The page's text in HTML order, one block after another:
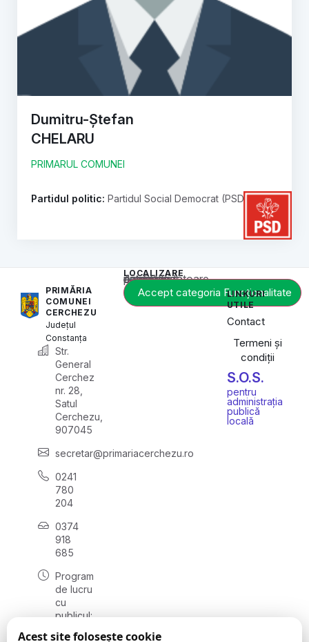
Dumitru-Ștefan
CHELARU
PRIMARUL COMUNEI
Partidul politic: Partidul Social Democrat (PSD)
PRIMĂRIA
COMUNEI
CERCHEZU
Județul
Constanța
Str.
General
Cerchez
nr. 28,
Satul
Cerchezu,
907045
secretar@primariacerchezu.ro
0241
780
204
0374
918
685
Program
de lucru
cu
publicul:
LOCALIZARE
Acest conținut este blocat până când acceptați categoria corespunzătoare de cookie-uri.
Accept categoria Funcționalitate
LINKURI
UTILE
Contact
Termeni și
condiții
S.O.S.
pentru
administrația
publică
locală
Acest site folosește cookie